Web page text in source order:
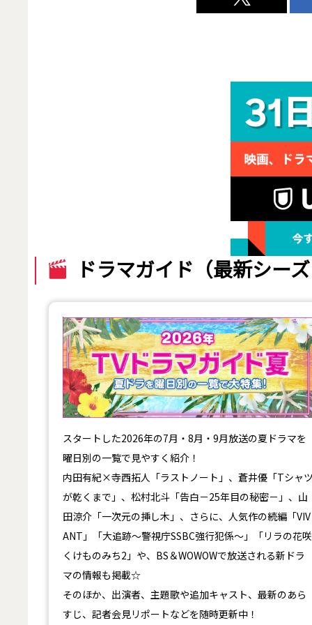
ドラマガイド（最新シー
【2026年夏】TVドラマガイド
スタートした2026年の7月・8月・9月放送の夏ドラマを
曜日別の一覧で見やすく紹介！
内田有紀×寺西拓人「ラストノート」、蒼井優「Tシャ
が乾くまで」、松村北斗「告白－25年目の秘密－」、山
田涼介「一次元の挿し木」、さらに、人気作の続編「VIV
ANT」「大追跡～警視庁SSBC強行犯係～」「リラの花咲
くけものみち2」や、BS＆WOWOWで放送される新ドラ
マの情報も掲載☆
そのほか、出演者、主題歌や追加キャスト、最新のあら
すじ、記者会見リポートなどを随時更新中！